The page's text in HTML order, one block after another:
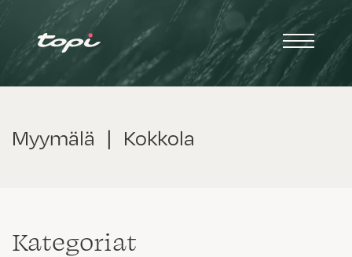
Myymälä | Kokkola
Kategoriat